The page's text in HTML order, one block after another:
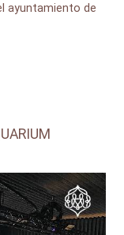
ayuntamiento de